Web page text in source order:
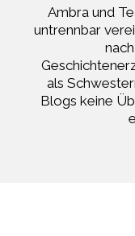
Ambra und
untrennbar
als
Blogs keine